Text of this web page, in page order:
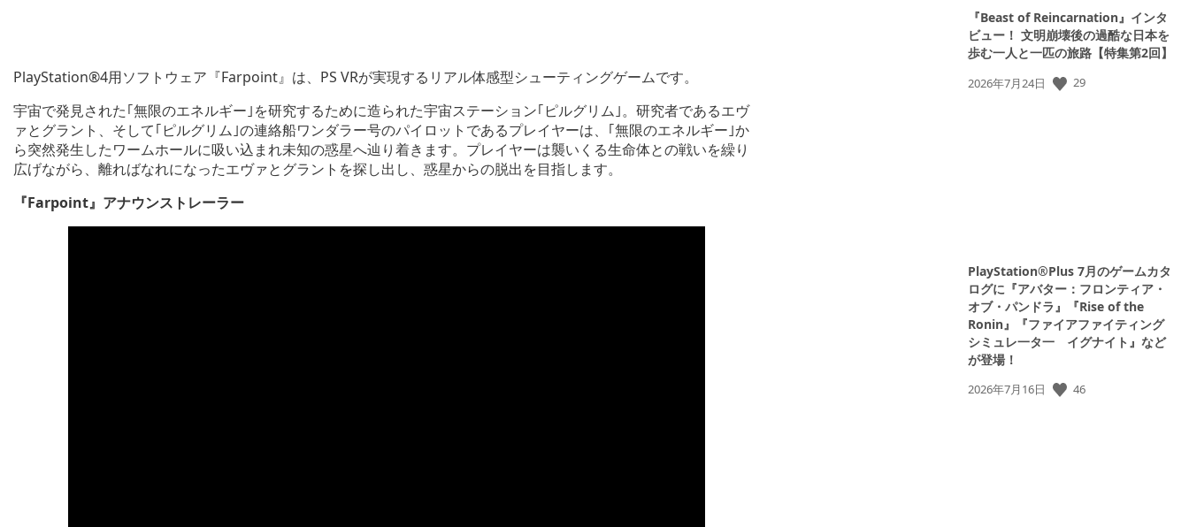
PlayStation®4用ソフトウェア『Farpoint』は、PS VRが実現するリアル体感型シューティングゲームです。
宇宙で発見された｢無限のエネルギー｣を研究するために造られた宇宙ステーション｢ピルグリム｣。研究者であるエヴ
ァとグラント、そして｢ピルグリム｣の連絡船ワンダラー号のパイロットであるプレイヤーは、｢無限のエネルギー｣か
ら突然発生したワームホールに吸い込まれ未知の惑星へ辿り着きます。プレイヤーは襲いくる生命体との戦いを繰り
広げながら、離ればなれになったエヴァとグラントを探し出し、惑星からの脱出を目指します。
『Farpoint』アナウンストレーラー
『Beast of Reincarnation』インタ
ビュー！ 文明崩壊後の過酷な日本を
歩む一人と一匹の旅路【特集第2回】
公
2026年7月24日 29
PlayStation®Plus 7月のゲームカタ
ログに『アバター：フロンティア・
オブ・パンドラ』『Rise of the
Ronin』『ファイアファイティング
シミュレ一タ一 イグナイト』など
が登場！
公
2026年7月16日 46